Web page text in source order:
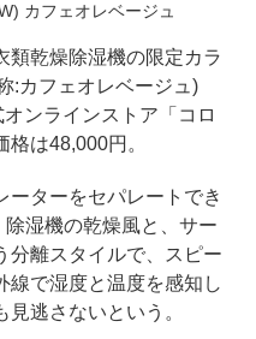
カフェオレベージュ
類乾燥除湿機の限定カラ
:カフェオレベージュ)
ンラインストア「コロ
は48,000円。
ーターをセパレートでき
湿機の乾燥風と、サー
分離スタイルで、スピー
線で湿度と温度を感知し
逃さないという。